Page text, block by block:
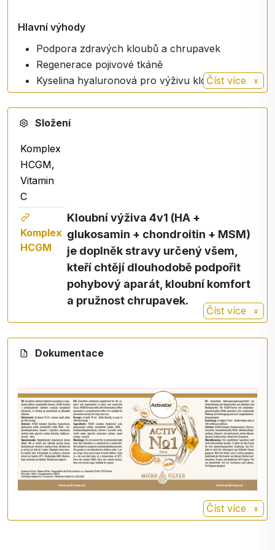
Hlavní výhody
Podpora zdravých kloubů a chrupavek
Regenerace pojivové tkáně
Kyselina hyaluronová pro výživu kloubů
Glukosamin a chondroitin pro pohyblivost
kloubů
MSM pro komfort pohybu
Vitamin C pro tvorbu kolagenu
Tekutá forma s vysokou vstřebatelností
Bez GMO, bez laktózy, bez přidaného cukru
Revoluční technologie vstřebávání
To, co dělá ACTIV No1 výjimečným, je jeho
unikátní forma mikrofiltrace.
procesu mikrofiltrace jsou účinné látky ve
formě, kterou tělo dokáže vstřebat okamžitě a
✅Okamžitý nástup.
HCGM komplex (kyselina hyaluronová,
glukosamin sulfát, chondroitin sulfát,
methylsulfonylmethan - MSM), vitamin C (kyselina
askorbová), sterilní voda, glycerol, sorban
draselný, přírodní sladké pomerančové aroma.
Dávkování
10 ml dvakrát denně - užívejte přímo nebo
Číst více
Složení
Komplex
HCGM,
Vitamin
C
Komplex
HCGM
Kloubní výživa 4v1 (HA +
glukosamin + chondroitin + MSM)
je doplněk stravy určený všem,
kteří chtějí dlouhodobě podpořit
pohybový aparát, kloubní komfort
a pružnost chrupavek.
Vitamin
důležitou součástí těla každého
volnými radikály, podporuje imunitní
systém, tvorbu kolagenu a vstřebávání
železa.
Číst více
Dokumentace
Číst více